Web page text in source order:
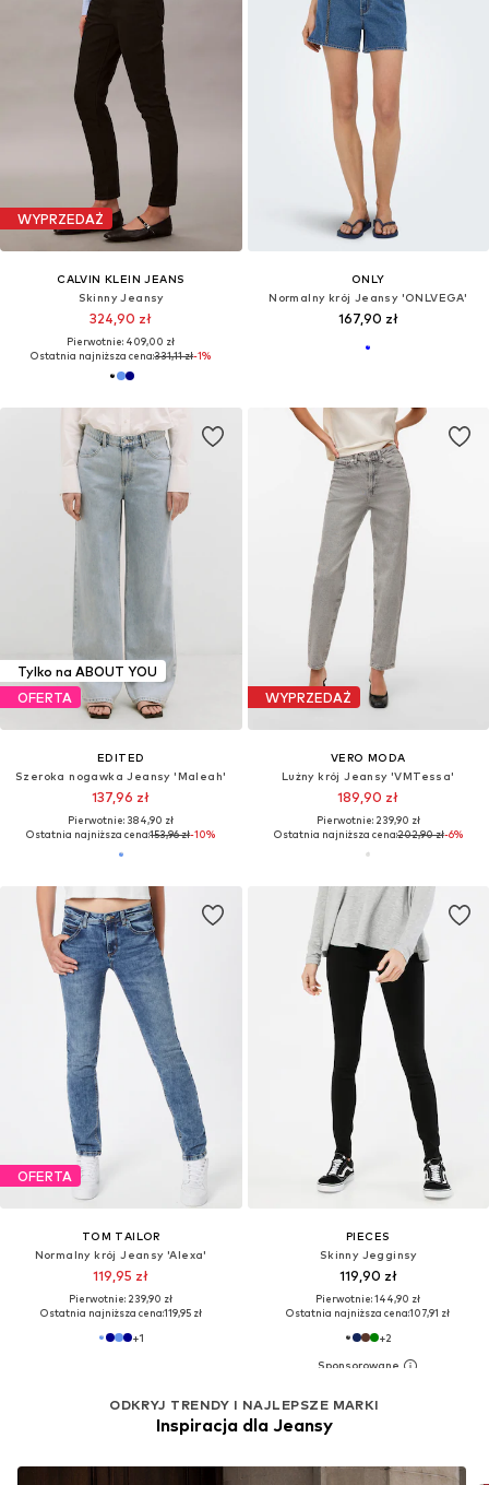
WYPRZEDAŻ
CALVIN KLEIN JEANS
Skinny Jeansy
324,90 zł
Pierwotnie: 409,00 zł
Ostatnia najniższa cena:331,11 zł-1%
ONLY
Normalny krój Jeansy 'ONLVEGA'
167,90 zł
Tylko na ABOUT YOU
OFERTA
EDITED
Szeroka nogawka Jeansy 'Maleah'
137,96 zł
Pierwotnie: 384,90 zł
Ostatnia najniższa cena:153,96 zł-10%
WYPRZEDAŻ
VERO MODA
Lużny krój Jeansy 'VMTessa'
189,90 zł
Pierwotnie: 239,90 zł
Ostatnia najniższa cena:202,90 zł-6%
OFERTA
TOM TAILOR
Normalny krój Jeansy 'Alexa'
119,95 zł
Pierwotnie: 239,90 zł
Ostatnia najniższa cena:119,95 zł
+1
PIECES
Skinny Jegginsy
119,90 zł
Pierwotnie: 144,90 zł
Ostatnia najniższa cena:107,91 zł
+2
ODKRYJ TRENDY I NAJLEPSZE MARKI
Inspiracja dla Jeansy